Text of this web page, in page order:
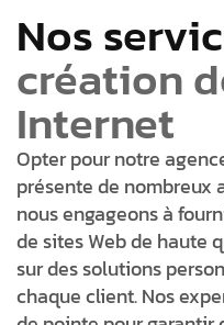
Nos
création
Internet
Opter pour notre
présente de nombreux
nous engageons à
de sites Web de haute
sur des solutions
chaque client. Nos